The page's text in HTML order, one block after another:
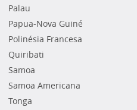
Palau
Papua-Nova Guiné
Polinésia Francesa
Quiribati
Samoa
Samoa Americana
Tonga